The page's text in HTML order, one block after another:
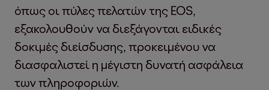
όπως οι πύλες πελατών της EOS,
εξακολουθούν να διεξάγονται ειδικές
δοκιμές διείσδυσης, προκειμένου να
διασφαλιστεί η μέγιστη δυνατή ασφάλεια
των πληροφοριών.